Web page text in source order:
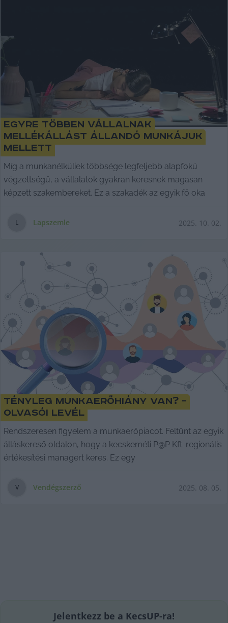
Egyre többen vállalnak
mellékállást állandó munkájuk
mellett
Míg a munkanélküliek többsége legfeljebb alapfokú
végzettségű, a vállalatok gyakran keresnek magasan
képzett szakembereket. Ez a szakadék az egyik fő oka
L Lapszemle 2025. 10. 02.
Tényleg munkaerőhiány van? –
Olvasói levél
Rendszeresen figyelem a munkaerőpiacot. Feltűnt az egyik
álláskereső oldalon, hogy a kecskeméti P@P Kft. regionális
értékesítési managert keres. Ez egy
V Vendégszerző 2025. 08. 05.
Jelentkezz be a KecsUP-ra!